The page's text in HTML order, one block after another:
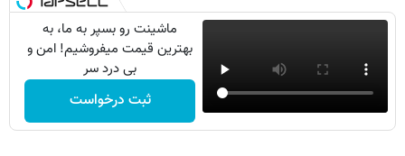
ماشینت رو بسپر به ما، به
بهترین قیمت میفروشیم! امن و
بی درد سر
ثبت درخواست